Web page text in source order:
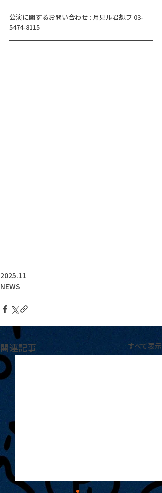
公演に関するお問い合わせ : 月見ル君想フ 03-
5474-8115
2025.11
NEWS
関連記事 すべて表示